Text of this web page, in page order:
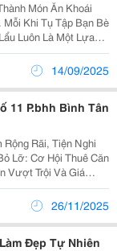
Món Ăn Khoái
Khi Tụ Tập Bạn Bè
Luôn Là Một Lựa
Nhiều Quán Lẩu
Mang Đúng Vị Đặc
14/09/2025
11 P.bhh Bình Tân
Rộng Rãi, Tiện Nghi
Vượt Trội Và Giá
Vài...
26/11/2025
Đẹp Tự Nhiên